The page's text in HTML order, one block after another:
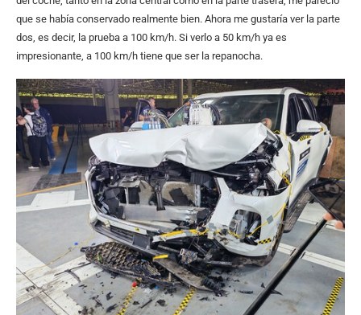
que se había conservado realmente bien. Ahora me gustaría ver la parte
dos, es decir, la prueba a 100 km/h. Si verlo a 50 km/h ya es
impresionante, a 100 km/h tiene que ser la repanocha.